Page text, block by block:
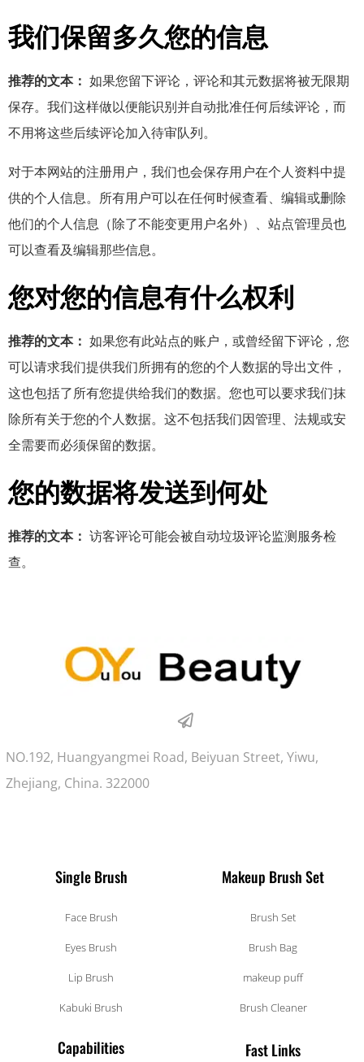
我们保留多久您的信息
推荐的文本： 如果您留下评论，评论和其元数据将被无限期
保存。我们这样做以便能识别并自动批准任何后续评论，而
不用将这些后续评论加入待审队列。
对于本网站的注册用户，我们也会保存用户在个人资料中提
供的个人信息。所有用户可以在任何时候查看、编辑或删除
他们的个人信息（除了不能变更用户名外）、站点管理员也
可以查看及编辑那些信息。
您对您的信息有什么权利
推荐的文本： 如果您有此站点的账户，或曾经留下评论，您
可以请求我们提供我们所拥有的您的个人数据的导出文件，
这也包括了所有您提供给我们的数据。您也可以要求我们抹
除所有关于您的个人数据。这不包括我们因管理、法规或安
全需要而必须保留的数据。
您的数据将发送到何处
推荐的文本： 访客评论可能会被自动垃圾评论监测服务检
查。
NO.192, Huangyangmei Road, Beiyuan Street, Yiwu,
Zhejiang, China. 322000
Single Brush
Face Brush
Eyes Brush
Lip Brush
Kabuki Brush
Makeup Brush Set
Brush Set
Brush Bag
makeup puff
Brush Cleaner
Capabilities Fast Links